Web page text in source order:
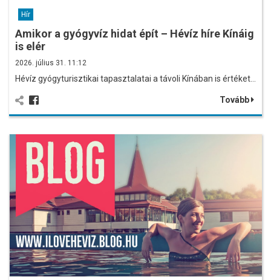
Hír
Amikor a gyógyvíz hidat épít – Hévíz híre Kínáig
is elér
2026. július 31. 11:12
Hévíz gyógyturisztikai tapasztalatai a távoli Kínában is értéket…
Tovább